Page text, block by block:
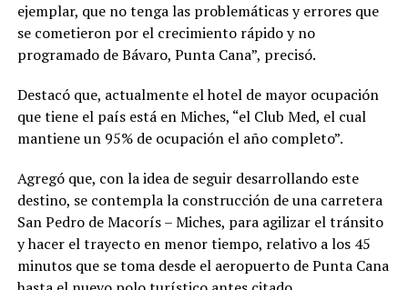
ejemplar, que no tenga las problemáticas y errores que
se cometieron por el crecimiento rápido y no
programado de Bávaro, Punta Cana”, precisó.
Destacó que, actualmente el hotel de mayor ocupación
que tiene el país está en Miches, “el Club Med, el cual
mantiene un 95% de ocupación el año completo”.
Agregó que, con la idea de seguir desarrollando este
destino, se contempla la construcción de una carretera
San Pedro de Macorís – Miches, para agilizar el tránsito
y hacer el trayecto en menor tiempo, relativo a los 45
minutos que se toma desde el aeropuerto de Punta Cana